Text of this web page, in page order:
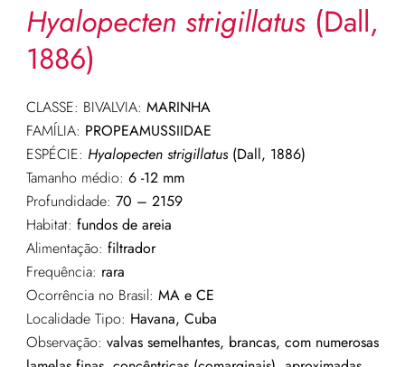
Hyalopecten strigillatus(Dall,
1886)
CLASSE: BIVALVIA: MARINHA
FAMÍLIA: PROPEAMUSSIIDAE
ESPÉCIE: Hyalopecten strigillatus(Dall, 1886)
Tamanho médio: 6 -12 mm
Profundidade: 70 – 2159
Habitat: fundos de areia
Alimentação: filtrador
Frequência: rara
Ocorrência no Brasil: MA e CE
Localidade Tipo: Havana, Cuba
Observação: valvas semelhantes, brancas, com numerosas